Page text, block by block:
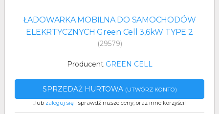
ŁADOWARKA MOBILNA DO SAMOCHODÓW
ELEKRTYCZNYCH Green Cell 3,6kW TYPE 2
(29579)
Producent GREEN CELL
SPRZEDAŻ HURTOWA (UTWÓRZ KONTO)
..lub zaloguj się i sprawdź niższe ceny, oraz inne korzyści!